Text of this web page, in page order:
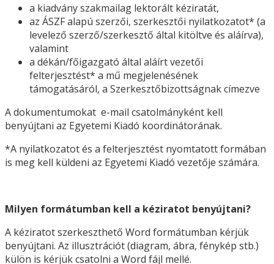
a kiadvány szakmailag lektorált kéziratát,
az ÁSZF alapú szerzői, szerkesztői nyilatkozatot* (a
levelező szerző/szerkesztő által kitöltve és aláírva),
valamint
a dékán/főigazgató által aláírt vezetői
felterjesztést* a mű megjelenésének
támogatásáról, a Szerkesztőbizottságnak címezve
A dokumentumokat e-mail csatolmányként kell
benyújtani az Egyetemi Kiadó koordinátorának.
*A nyilatkozatot és a felterjesztést nyomtatott formában
is meg kell küldeni az Egyetemi Kiadó vezetője számára.
Milyen formátumban kell a kéziratot benyújtani?
A kéziratot szerkeszthető Word formátumban kérjük
benyújtani. Az illusztrációt (diagram, ábra, fénykép stb.)
külön is kérjük csatolni a Word fájl mellé.